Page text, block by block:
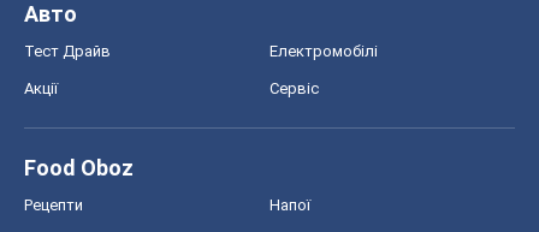
Авто
Тест Драйв Електромобілі
Акції Сервіс
Food Oboz
Рецепти Напої